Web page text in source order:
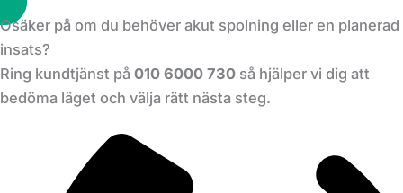
Osäker på om du behöver akut spolning eller en planerad
insats?
Ring kundtjänst på 010 6000 730 så hjälper vi dig att
bedöma läget och välja rätt nästa steg.